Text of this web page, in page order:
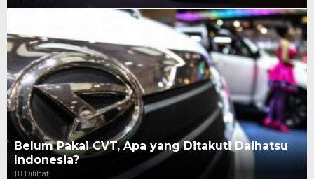
Belum Pakai CVT, Apa yang Ditakuti Daihatsu
Indonesia?
111 Dilihat